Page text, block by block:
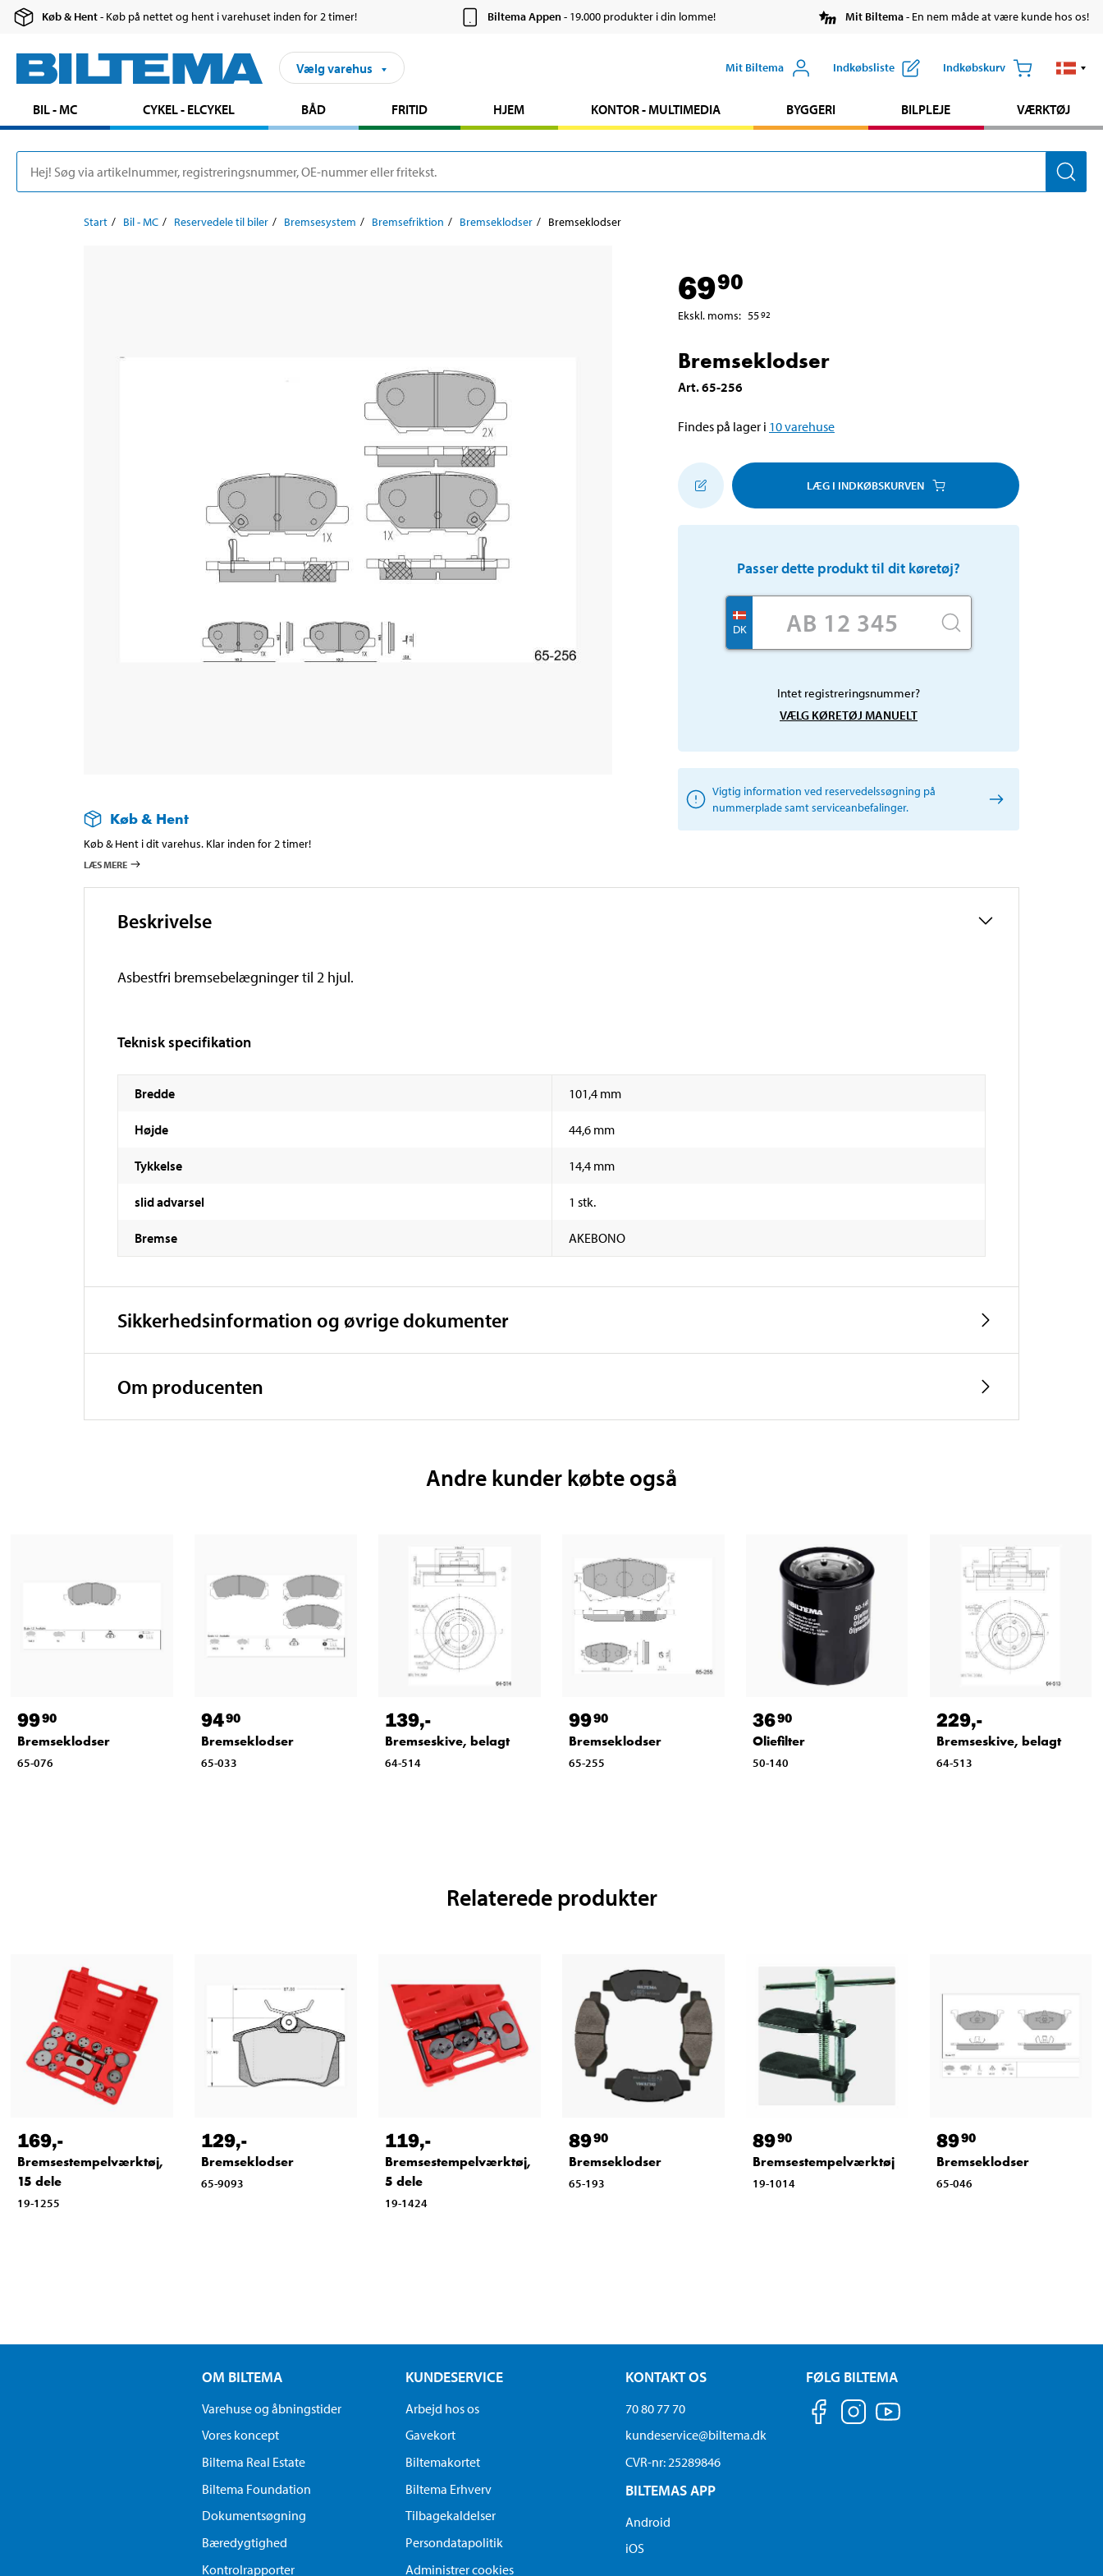
Køb & Hent- Køb på nettet og hent i varehuset inden for 2 timer! Biltema Appen- 19.000 produkter i din lomme! Mit Biltema- En nem måde at være kunde hos os!
Vælg varehus Mit Biltema Indkøbsliste Indkøbskurv
BIL - MC CYKEL - ELCYKEL BÅD FRITID HJEM KONTOR - MULTIMEDIA BYGGERI BILPLEJE VÆRKTØJ
Start Bil - MC Reservedele til biler Bremsesystem Bremsefriktion Bremseklodser Bremseklodser
Køb & Hent
Køb & Hent i dit varehus. Klar inden for 2 timer!
LÆS MERE
6990
Ekskl. moms: 5592
Bremseklodser
Art.65-256
Findes på lager i 10varehuse
LÆG I INDKØBSKURVEN
Passer dette produkt til dit køretøj?
DK
Intet registreringsnummer?
VÆLG KØRETØJ MANUELT
Vigtig information ved reservedelssøgning på
nummerplade samt serviceanbefalinger.
Beskrivelse
Asbestfri bremsebelægninger til 2 hjul.
Teknisk specifikation
Bredde 101,4 mm
Højde 44,6 mm
Tykkelse 14,4 mm
slid advarsel 1 stk.
Bremse AKEBONO
Sikkerhedsinformation og øvrige dokumenter
Om producenten
Andre kunder købte også
9990
Bremseklodser
65-076
9490
Bremseklodser
65-033
139,-
Bremseskive, belagt
64-514
9990
Bremseklodser
65-255
3690
Oliefilter
50-140
229,-
Bremseskive, belagt
64-513
Relaterede produkter
169,-
Bremsestempelværktøj,
15 dele
19-1255
129,-
Bremseklodser
65-9093
119,-
Bremsestempelværktøj,
5 dele
19-1424
8990
Bremseklodser
65-193
8990
Bremsestempelværktøj
19-1014
8990
Bremseklodser
65-046
OM BILTEMA
Varehuse og åbningstider
Vores koncept
Biltema Real Estate
Biltema Foundation
Dokumentsøgning
Bæredygtighed
Kontrolrapporter
KUNDESERVICE
Arbejd hos os
Gavekort
Biltemakortet
Biltema Erhverv
Tilbagekaldelser
Persondatapolitik
Administrer cookies
KONTAKT OS
70 80 77 70
kundeservice@biltema.dk
CVR-nr: 25289846
BILTEMAS APP
Android
iOS
FØLG BILTEMA